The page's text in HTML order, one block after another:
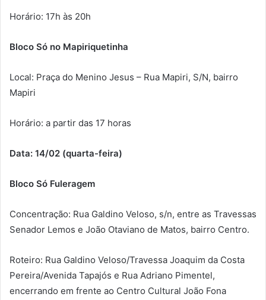
Horário: 17h às 20h
Bloco Só no Mapiriquetinha
Local: Praça do Menino Jesus – Rua Mapiri, S/N, bairro
Mapiri
Horário: a partir das 17 horas
Data: 14/02 (quarta-feira)
Bloco Só Fuleragem
Concentração: Rua Galdino Veloso, s/n, entre as Travessas
Senador Lemos e João Otaviano de Matos, bairro Centro.
Roteiro: Rua Galdino Veloso/Travessa Joaquim da Costa
Pereira/Avenida Tapajós e Rua Adriano Pimentel,
encerrando em frente ao Centro Cultural João Fona